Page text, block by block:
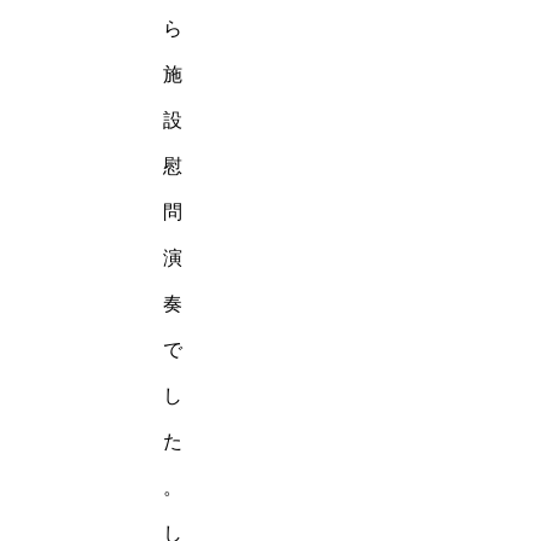
ら
施
設
慰
問
演
奏
で
し
た
。
し